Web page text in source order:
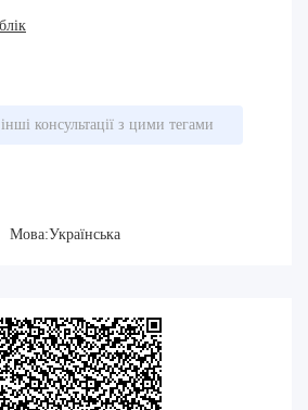
консультації з цими тегами
Мова:Українська